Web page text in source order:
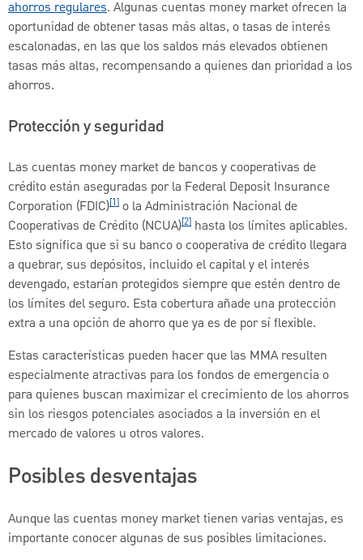
ahorros regulares. Algunas cuentas money market ofrecen la
oportunidad de obtener tasas más altas, o tasas de interés
escalonadas, en las que los saldos más elevados obtienen
tasas más altas, recompensando a quienes dan prioridad a los
ahorros.
Protección y seguridad
Las cuentas money market de bancos y cooperativas de
crédito están aseguradas por la Federal Deposit Insurance
Corporation (FDIC)[1] o la Administración Nacional de
Cooperativas de Crédito (NCUA)[2] hasta los límites aplicables.
Esto significa que si su banco o cooperativa de crédito llegara
a quebrar, sus depósitos, incluido el capital y el interés
devengado, estarían protegidos siempre que estén dentro de
los límites del seguro. Esta cobertura añade una protección
extra a una opción de ahorro que ya es de por sí flexible.
Estas características pueden hacer que las MMA resulten
especialmente atractivas para los fondos de emergencia o
para quienes buscan maximizar el crecimiento de los ahorros
sin los riesgos potenciales asociados a la inversión en el
mercado de valores u otros valores.
Posibles desventajas
Aunque las cuentas money market tienen varias ventajas, es
importante conocer algunas de sus posibles limitaciones.